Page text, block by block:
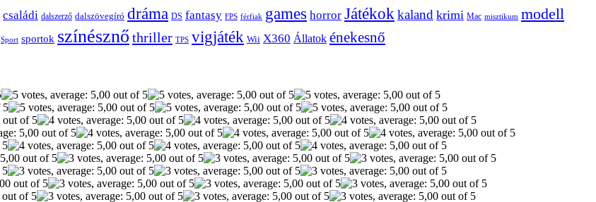
családi dalszerző dalszövegíró dráma DS fantasy FPS férfiak games horror Játékok kaland krimi Mac misztikum modell
Sport sportok színésznő thriller TPS vigjáték Wii X360 Állatok énekesnő